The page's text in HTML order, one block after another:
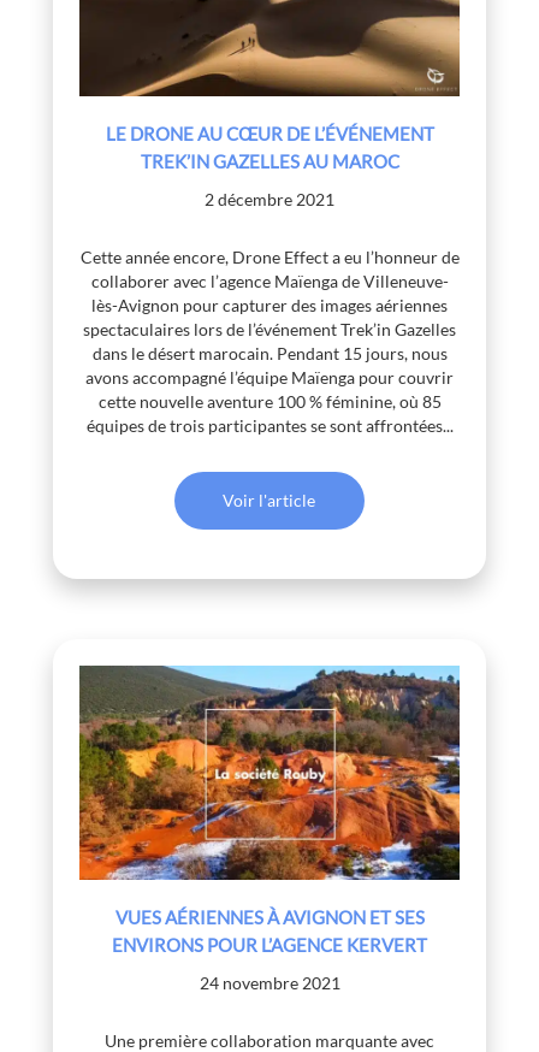
LE DRONE AU CŒUR DE L’ÉVÉNEMENT
TREK’IN GAZELLES AU MAROC
2 décembre 2021
Cette année encore, Drone Effect a eu l’honneur de
collaborer avec l’agence Maïenga de Villeneuve-
lès-Avignon pour capturer des images aériennes
spectaculaires lors de l’événement Trek’in Gazelles
dans le désert marocain. Pendant 15 jours, nous
avons accompagné l’équipe Maïenga pour couvrir
cette nouvelle aventure 100 % féminine, où 85
équipes de trois participantes se sont affrontées...
Voir l'article
VUES AÉRIENNES À AVIGNON ET SES
ENVIRONS POUR L’AGENCE KERVERT
24 novembre 2021
Une première collaboration marquante avec